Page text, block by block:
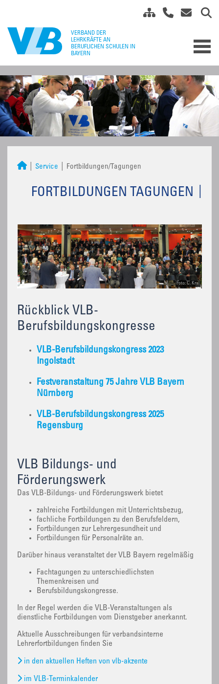
Service Fortbildungen/Tagungen
FORTBILDUNGEN TAGUNGEN
Foto: C. Kral
Rückblick VLB-
Berufsbildungskongresse
VLB-Berufsbildungskongress 2023
Ingolstadt
Festveranstaltung 75 Jahre VLB Bayern
Nürnberg
VLB-Berufsbildungskongress 2025
Regensburg
VLB Bildungs- und
Förderungswerk
Das VLB-Bildungs- und Förderungswerk bietet
zahlreiche Fortbildungen mit Unterrichtsbezug,
fachliche Fortbildungen zu den Berufsfeldern,
Fortbildungen zur Lehrergesundheit und
Fortbildungen für Personalräte an.
Darüber hinaus veranstaltet der VLB Bayern regelmäßig
Fachtagungen zu unterschiedlichsten
Themenkreisen und
Berufsbildungskongresse.
In der Regel werden die VLB-Veranstaltungen als
dienstliche Fortbildungen vom Dienstgeber anerkannt.
Aktuelle Ausschreibungen für verbandsinterne
Lehrerfortbildungen finden Sie
in den aktuellen Heften von vlb-akzente
im VLB-Terminkalender